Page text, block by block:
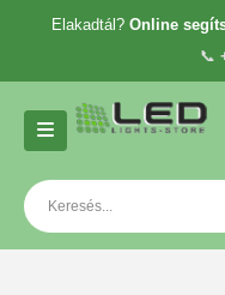
Elakadtál? Online
📞